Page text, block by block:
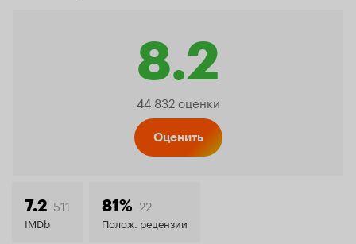
8.2
Рейтинг
8.2
44 832 оценки
Оценить
7.2 511
IMDb
81% 22
Полож. рецензии